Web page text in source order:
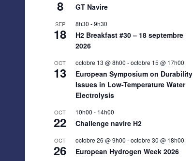
8 GT Navire
SEP
18
8h30 -9h30
H2 Breakfast #30 – 18 septembre
2026
OCT
13
octobre 13 @ 8h00 -octobre 15 @ 17h00
European Symposium on Durability
Issues in Low-Temperature Water
Electrolysis
OCT
22
10h00 - 14h00
Challenge navire H2
OCT
26
octobre 26 @ 9h00 -octobre 30 @ 18h00
European Hydrogen Week 2026